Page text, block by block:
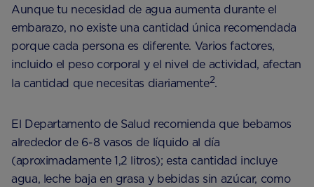
Aunque tu necesidad de agua aumenta durante el
embarazo, no existe una cantidad única recomendada
porque cada persona es diferente. Varios factores,
incluido el peso corporal y el nivel de actividad, afectan
la cantidad que necesitas diariamente2.
El Departamento de Salud recomienda que bebamos
alrededor de 6-8 vasos de líquido al día
(aproximadamente 1,2 litros); esta cantidad incluye
agua, leche baja en grasa y bebidas sin azúcar, como